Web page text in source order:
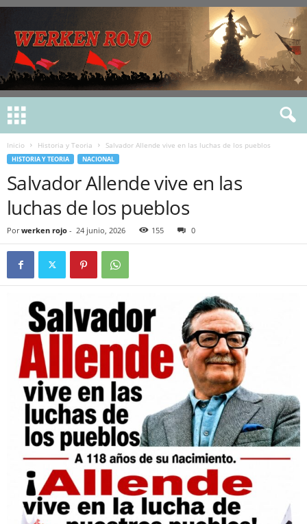
Inicio Historia y Teoria Salvador Allende vive en las luchas de los pueblos
HISTORIA Y TEORIA NACIONAL
Salvador Allende vive en las
luchas de los pueblos
Por werken rojo - 24 junio, 2026 155 0